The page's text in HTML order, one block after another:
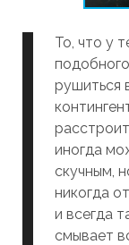
То, что у
рушиться
иногда
скучным,
никогда
и всегда
смывает